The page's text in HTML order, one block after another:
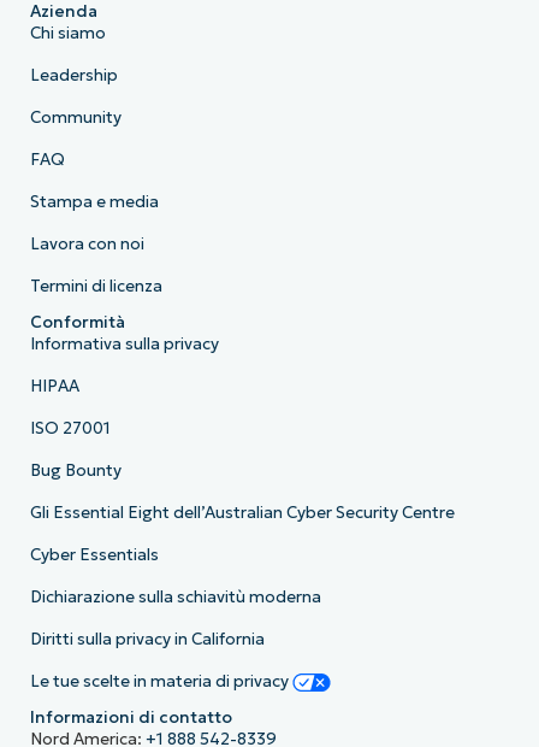
Azienda
Chi siamo
Leadership
Community
FAQ
Stampa e media
Lavora con noi
Termini di licenza
Conformità
Informativa sulla privacy
HIPAA
ISO 27001
Bug Bounty
Gli Essential Eight dell’Australian Cyber Security Centre
Cyber Essentials
Dichiarazione sulla schiavitù moderna
Diritti sulla privacy in California
Le tue scelte in materia di privacy
Informazioni di contatto
Nord America: +1 888 542-8339